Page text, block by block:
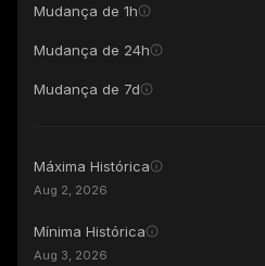
Mudança de 1h
Mudança de 24h
Mudança de 7d
Máxima Histórica
Aug 2, 2026
Mínima Histórica
Aug 3, 2026